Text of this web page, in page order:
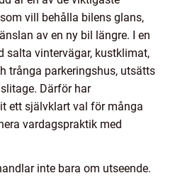
vill behålla bilens glans,
av en ny bil längre. I en
salta vintervägar, kustklimat,
trånga parkeringshus, utsätts
Därför har
ett självklart val för många
vardagspraktik med
inte bara om utseende.